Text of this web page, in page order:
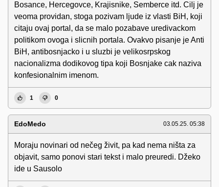
Bosance, Hercegovce, Krajisnike, Semberce itd. Cilj je
veoma providan, stoga pozivam ljude iz vlasti BiH, koji
citaju ovaj portal, da se malo pozabave uredivackom
politikom ovoga i slicnih portala. Ovakvo pisanje je Anti
BiH, antibosnjacko i u sluzbi je velikosrpskog
nacionalizma dodikovog tipa koji Bosnjake cak naziva
konfesionalnim imenom.
1 0
EdoMedo 03.05.25. 05:38
Moraju novinari od nečeg živit, pa kad nema ništa za
objavit, samo ponovi stari tekst i malo preuredi. Džeko
ide u Sausolo